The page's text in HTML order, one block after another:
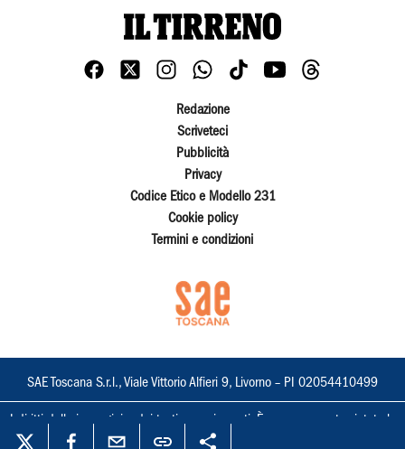
Redazione
Scriveteci
Pubblicità
Privacy
Codice Etico e Modello 231
Cookie policy
Termini e condizioni
SAE Toscana S.r.l., Viale Vittorio Alfieri 9, Livorno – PI 02054410499
I diritti delle immagini e dei testi sono riservati. È espressamente vietata la
loro riproduzione con qualsiasi mezzo e l'adattamento totale o parziale.